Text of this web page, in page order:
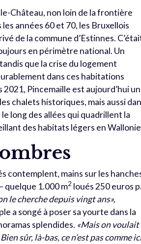
Château, non loin de la frontière
années 60 et 70, les Bruxellois
de la commune d’Estinnes.
en périmètre national. Un
que la crise du logement
dans ces habitations
Pincemaille est aujourd’hui un
chalets historiques, mais aussi
long des allées qui quadrillent la
des habitats légers en
contemplent, mains sur les
quelque 1.000 m2 loués 250 euros
le cherche depuis vingt ans»,
a songé à poser sa yourte dans la
splendides. «Mais on voulait
sûr, là-bas, ce n’est pas comme